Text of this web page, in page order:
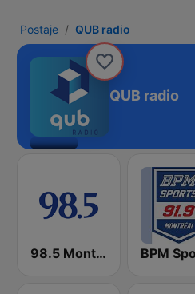
Postaje QUB radio
QUB radio
98.5 Montréal